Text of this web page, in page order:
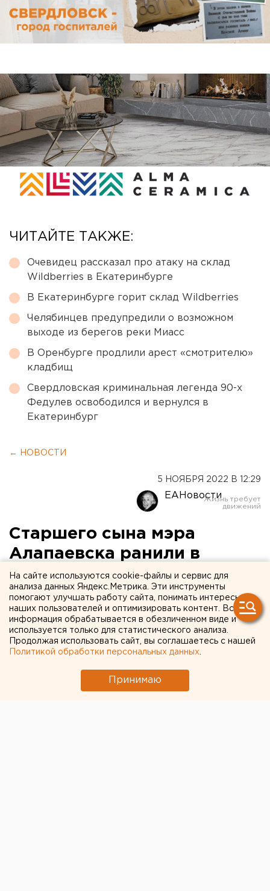
ЧИТАЙТЕ ТАКЖЕ:
Очевидец рассказал про атаку на склад
Wildberries в Екатеринбурге
В Екатеринбурге горит склад Wildberries
Челябинцев предупредили о возможном
выходе из берегов реки Миасс
В Оренбурге продлили арест «смотрителю»
кладбищ
Свердловская криминальная легенда 90-х
Федулев освободился и вернулся в
Екатеринбург
← НОВОСТИ
5 НОЯБРЯ 2022 В 12:29
ЕАНовости
Старшего сына мэра
Алапаевска ранили в
голову в зоне
спецоперации
На сайте используются cookie-файлы и сервис для
анализа данных Яндекс.Метрика. Эти инструменты
помогают улучшать работу сайта, понимать интересы
наших пользователей и оптимизировать контент. Вся
информация обрабатывается в обезличенном виде и
используется только для статистического анализа.
Продолжая использовать сайт, вы соглашаетесь с нашей
Политикой обработки персональных данных
Принимаю